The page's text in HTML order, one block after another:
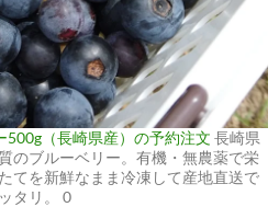
500g（長崎県産）の予約注文 長崎県
のブルーベリー。有機・無農薬で栄
てを新鮮なまま冷凍して産地直送で
タリ。 0